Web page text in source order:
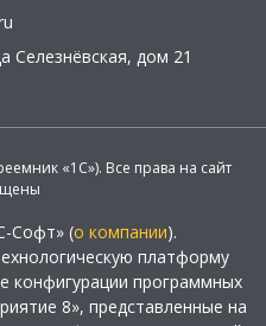
Селезнёвская, дом 21
«1С»). Все права на сайт
Софт» (о компании).
платформу
конфигурации программных
8», представленные на